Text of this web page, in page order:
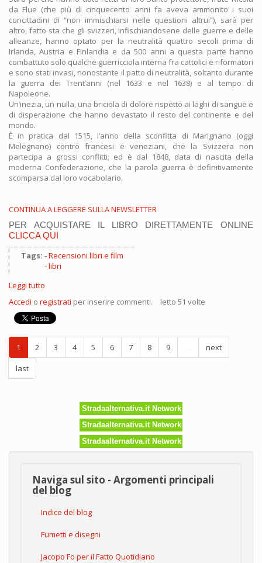
da Flue (che più di cinquecento anni fa aveva ammonito i suoi
concittadini di “non immischiarsi nelle questioni altrui”), sarà per
altro, fatto sta che gli svizzeri, infischiandosene delle guerre e delle
alleanze, hanno optato per la neutralità quattro secoli prima di
Irlanda, Austria e Finlandia e da 500 anni a questa parte hanno
combattuto solo qualche guerricciola interna fra cattolici e riformatori
e sono stati invasi, nonostante il patto di neutralità, soltanto durante
la guerra dei Trent’anni (nel 1633 e nel 1638) e al tempo di
Napoleone.
Un’inezia, un nulla, una briciola di dolore rispetto ai laghi di sangue e
di disperazione che hanno devastato il resto del continente e del
mondo.
È in pratica dal 1515, l’anno della sconfitta di Marignano (oggi
Melegnano) contro francesi e veneziani, che la Svizzera non
partecipa a grossi conflitti; ed è dal 1848, data di nascita della
moderna Confederazione, che la parola guerra è definitivamente
scomparsa dal loro vocabolario.
CONTINUA A LEGGERE SULLA NEWSLETTER
PER ACQUISTARE IL LIBRO DIRETTAMENTE ONLINE
CLICCA QUI
Tags:
Recensioni libri e film
libri
Leggi tutto
nuovo
libro
di
Jacopo
Fo!
Accedi o registrati per inserire commenti. letto 51 volte
1 2 3 4 5 6 7 8 9
next
last
Stradaalternativa.it Network
Stradaalternativa.it Network
Stradaalternativa.it Network
Naviga sul sito - Argomenti principali
del blog
Indice del blog
Fumetti e disegni
Jacopo Fo per il Fatto Quotidiano